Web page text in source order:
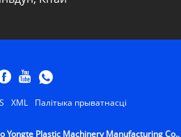
XML Палітыка прыватнасці
Yongte Plastic Machinery Manufacturing Co.,